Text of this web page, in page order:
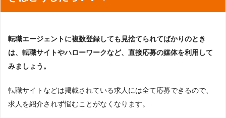
転職エージェントに複数登録しても見捨てられてばかりのとき
は、転職サイトやハローワークなど、直接応募の媒体を利用して
みましょう。
転職サイトなどは掲載されている求人には全て応募できるので、
求人を紹介されず悩むことがなくなります。